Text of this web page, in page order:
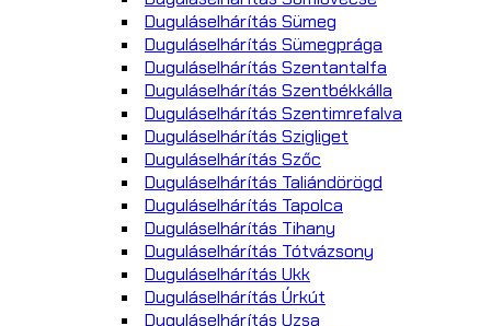
Duguláselhárítás Sümeg
Duguláselhárítás Sümegprága
Duguláselhárítás Szentantalfa
Duguláselhárítás Szentbékkálla
Duguláselhárítás Szentimrefalva
Duguláselhárítás Szigliget
Duguláselhárítás Szőc
Duguláselhárítás Taliándörögd
Duguláselhárítás Tapolca
Duguláselhárítás Tihany
Duguláselhárítás Tótvázsony
Duguláselhárítás Ukk
Duguláselhárítás Úrkút
Duguláselhárítás Uzsa